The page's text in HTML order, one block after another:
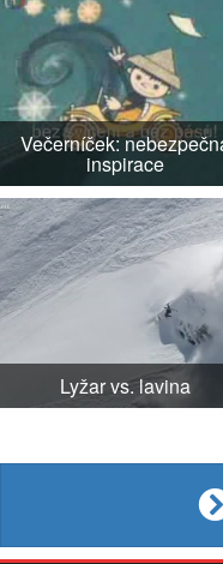
Večerníček:
inspirace
Lyžar vs. lavina